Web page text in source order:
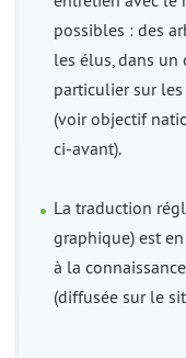
possibles : des
les élus, dans un
particulier sur
(voir objectif
ci-avant).
La traduction
graphique) est
à la
(diffusée sur le